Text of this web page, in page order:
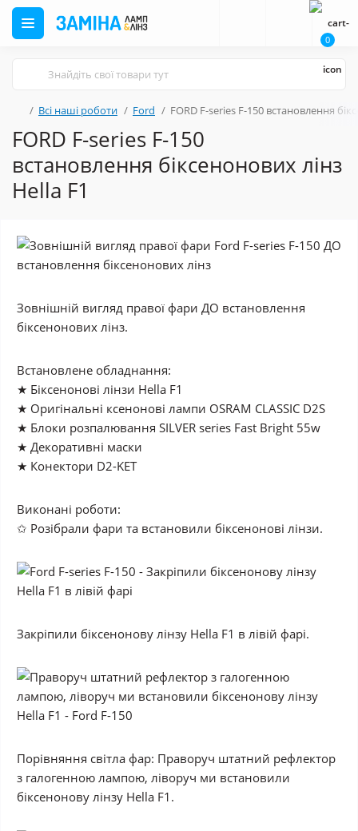
0
Всі наші роботи Ford FORD F-series F-150 встановлення
FORD F-series F-150
встановлення біксенонових лінз
Hella F1
Зовнішній вигляд правої фари ДО встановлення
біксенонових лінз.
Встановлене обладнання:
★ Біксенонові лінзи Hella F1
★ Оригінальні ксенонові лампи OSRAM CLASSIC D2S
★ Блоки розпалювання SILVER series Fast Bright 55w
★ Декоративні маски
★ Конектори D2-KET
Виконані роботи:
✩ Розібрали фари та встановили біксенонові лінзи.
Закріпили біксенонову лінзу Hella F1 в лівій фарі.
Порівняння світла фар: Праворуч штатний рефлектор
з галогенною лампою, ліворуч ми встановили
біксенонову лінзу Hella F1.